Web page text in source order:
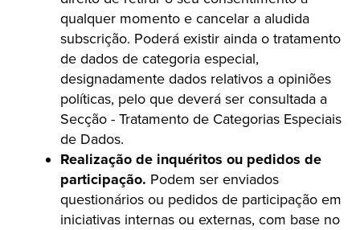
qualquer momento e cancelar a aludida
subscrição. Poderá existir ainda o tratamento
de dados de categoria especial,
designadamente dados relativos a opiniões
políticas, pelo que deverá ser consultada a
Secção - Tratamento de Categorias Especiais
de Dados.
Realização de inquéritos ou pedidos de
participação. Podem ser enviados
questionários ou pedidos de participação em
iniciativas internas ou externas, com base no